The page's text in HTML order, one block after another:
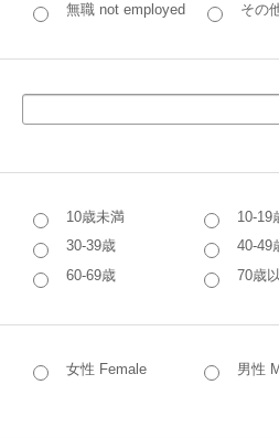
無職 not employed
その
10歳未満 10-19
30-39歳
40-49
60-69歳
70歳
女性 Female 男性